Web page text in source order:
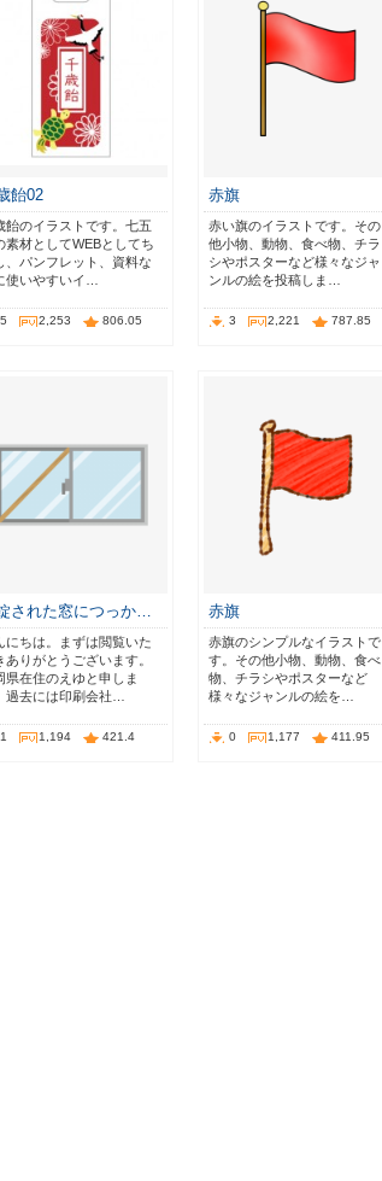
飴02
飴のイラストです。七五
素材としてWEBとしてち
、パンフレット、資料な
使いやすいイ…
5 2,253 806.05
赤旗
赤い旗のイラストです。その
他小物、動物、食べ物、チラ
シやポスターなど様々なジャ
ンルの絵を投稿しま…
3 2,221 787.85
された窓につっか…
にちは。まずは閲覧いた
ありがとうございます。
県在住のえゆと申しま
過去には印刷会社…
1 1,194 421.4
赤旗
赤旗のシンプルなイラストで
す。その他小物、動物、食べ
物、チラシやポスターなど
様々なジャンルの絵を…
0 1,177 411.95